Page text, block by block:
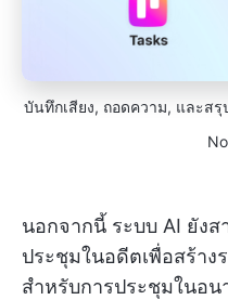
บันทึกเสียง, ถอดความ, และส
นอกจากนี้ ระบบ AI ยังส
ประชุมในอดีตเพื่อสร้าง
สำหรับการประชุมในอน